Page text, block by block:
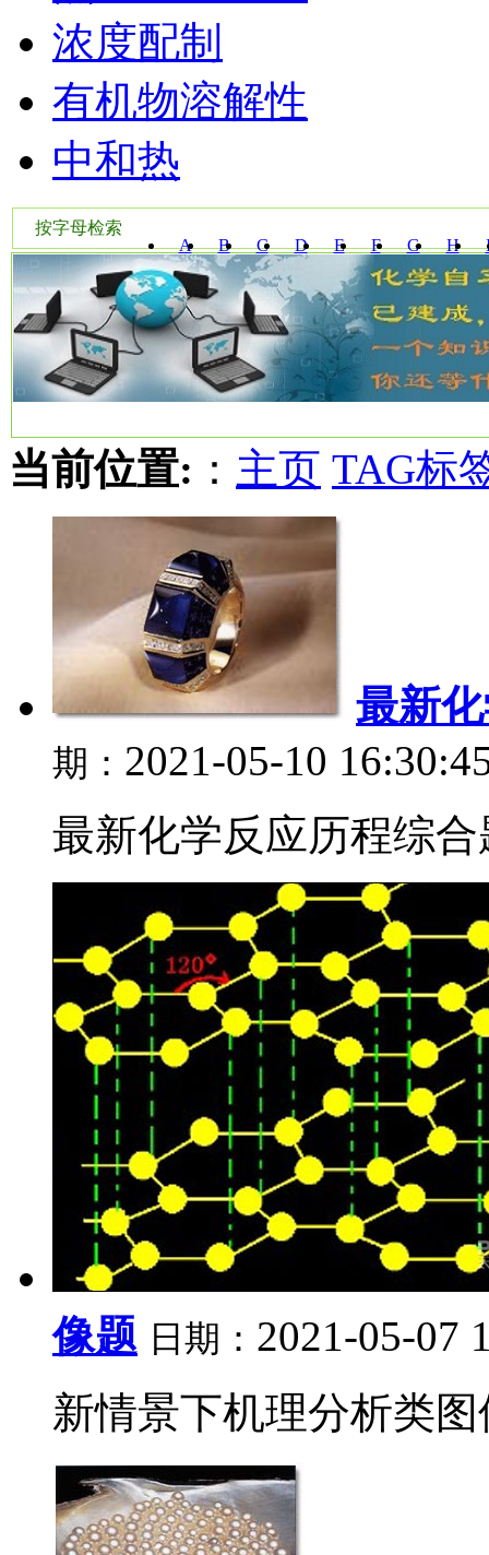
浓度配制
有机物溶解性
中和热
按字母检索
A
B C D E F G H
W Y
当前位置: ： 主页 TAG标
最新
期： 2021-05-10
最新化学反应历程综
像题 日期： 2021-05-07
新情景下机理分析类